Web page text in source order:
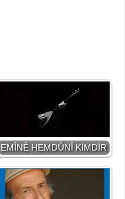
EMÎNÊ HEMDÛNÎ KİMDİR